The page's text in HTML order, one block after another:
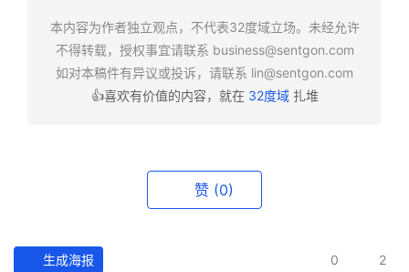
本内容为作者独立观点，不代表32度域立场。未经允许
不得转载，授权事宜请联系 business@sentgon.com
如对本稿件有异议或投诉，请联系 lin@sentgon.com
👍喜欢有价值的内容，就在 32度域扎堆
赞 (0)
生成海报 0 2